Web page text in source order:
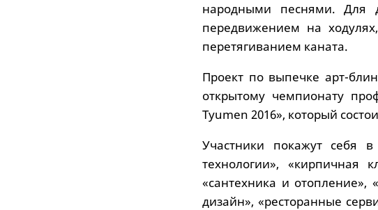
народными песнями. Для
передвижением на
перетягиванием каната.
Проект по выпечке арт-
открытому чемпионату
Tyumen 2016», который
Участники покажут себя
технологии», «кирпичная
«сантехника и отопление»,
дизайн», «ресторанные